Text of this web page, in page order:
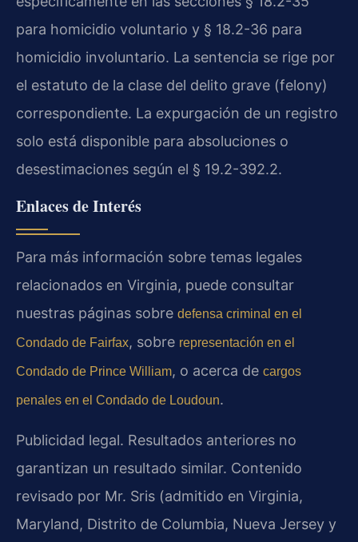
para homicidio voluntario y § 18.2-36 para
homicidio involuntario. La sentencia se rige por
el estatuto de la clase del delito grave (felony)
correspondiente. La expurgación de un registro
solo está disponible para absoluciones o
desestimaciones según el § 19.2-392.2.
Enlaces de Interés
Para más información sobre temas legales
relacionados en Virginia, puede consultar
nuestras páginas sobre defensa criminal en el
Condado de Fairfax, sobre representación en el
Condado de Prince William, o acerca de cargos
penales en el Condado de Loudoun.
Publicidad legal. Resultados anteriores no
garantizan un resultado similar. Contenido
revisado por Mr. Sris (admitido en Virginia,
Maryland, Distrito de Columbia, Nueva Jersey y